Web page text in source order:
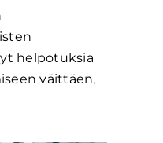
helpotuksia
väittäen,